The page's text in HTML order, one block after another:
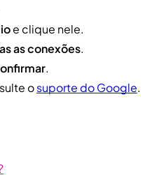
e clique nele.
as conexões.
.
osuporte do Google.